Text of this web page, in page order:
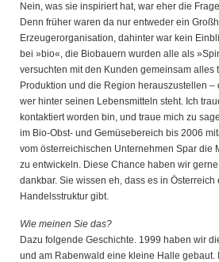
Nein, was sie inspiriert hat, war eher die
Denn früher waren da nur entweder ein
Erzeugerorganisation, dahinter war kein
bei »bio«, die Biobauern wurden alle als
versuchten mit den Kunden gemeinsam alles
Produktion und die Region herauszustellen
wer hinter seinen Lebensmitteln steht. Ich
kontaktiert worden bin, und traue mich zu
im Bio-Obst- und Gemüsebereich bis 2006
vom österreichischen Unternehmen Spar die
zu entwickeln. Diese Chance haben wir
dankbar. Sie wissen eh, dass es in
Handelsstruktur gibt.
Wie meinen Sie das?
Dazu folgende Geschichte. 1999 haben wir
und am Rabenwald eine kleine Halle gebaut.